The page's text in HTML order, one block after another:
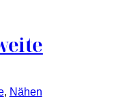
, Nähen